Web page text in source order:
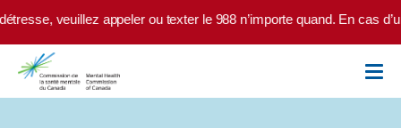
Skip to main content
veuillez appeler ou texter le 988 n’importe quand. En cas